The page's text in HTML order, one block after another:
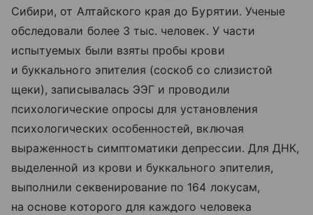
Сибири, от Алтайского края до Бурятии. Ученые
обследовали более 3 тыс. человек. У части
испытуемых были взяты пробы крови
и буккального эпителия (соскоб со слизистой
щеки), записывалась ЭЭГ и проводили
психологические опросы для установления
психологических особенностей, включая
выраженность симптоматики депрессии. Для ДНК,
выделенной из крови и буккального эпителия,
выполнили секвенирование по 164 локусам,
на основе которого для каждого человека